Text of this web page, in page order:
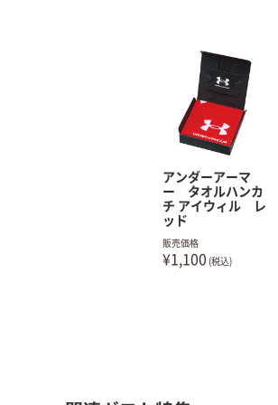
アンダーアーマ
ー タオルハンカ
チ アイウィル レ
ッド
販売価格
¥1,100 (税込)